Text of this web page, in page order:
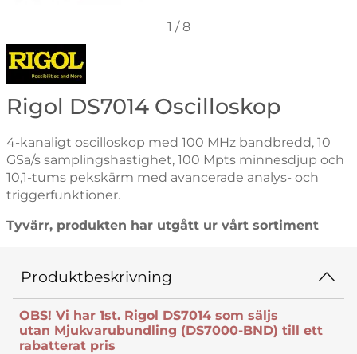
1 /8
Gå till varumärkessidan för Rigol
Rigol DS7014 Oscilloskop
4-kanaligt oscilloskop med 100 MHz bandbredd, 10
GSa/s samplingshastighet, 100 Mpts minnesdjup och
10,1-tums pekskärm med avancerade analys- och
triggerfunktioner.
Tyvärr, produkten har utgått ur vårt sortiment
Produktbeskrivning
OBS! Vi har 1st. Rigol DS7014 som säljs
utan Mjukvarubundling (DS7000-BND) till ett
rabatterat pris